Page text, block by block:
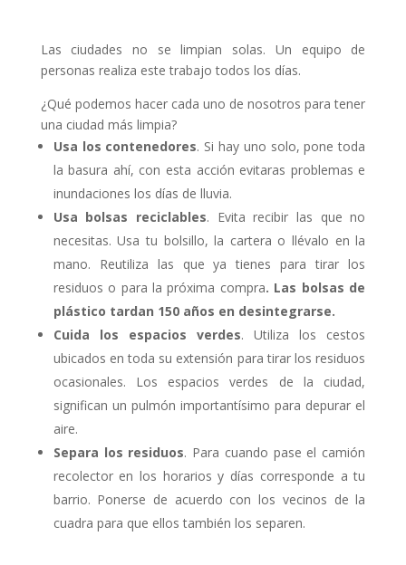
Las ciudades no se limpian solas. Un equipo de
personas realiza este trabajo todos los días.
¿Qué podemos hacer cada uno de nosotros para tener
una ciudad más limpia?
Usa los contenedores. Si hay uno solo, pone toda
la basura ahí, con esta acción evitaras problemas e
inundaciones los días de lluvia.
Usa bolsas reciclables. Evita recibir las que no
necesitas. Usa tu bolsillo, la cartera o llévalo en la
mano. Reutiliza las que ya tienes para tirar los
residuos o para la próxima compra. Las bolsas de
plástico tardan 150 años en desintegrarse.
Cuida los espacios verdes. Utiliza los cestos
ubicados en toda su extensión para tirar los residuos
ocasionales. Los espacios verdes de la ciudad,
significan un pulmón importantísimo para depurar el
aire.
Separa los residuos. Para cuando pase el camión
recolector en los horarios y días corresponde a tu
barrio. Ponerse de acuerdo con los vecinos de la
cuadra para que ellos también los separen.